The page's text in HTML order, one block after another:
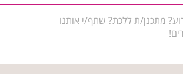
מתכנן/ת ללכת? שתף/י אותנו